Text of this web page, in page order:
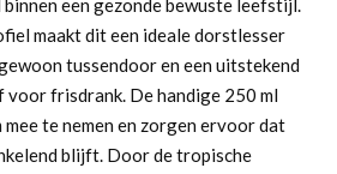
een gezonde bewuste leefstijl.
maakt dit een ideale dorstlesser
tussendoor en een uitstekend
frisdrank. De handige 250 ml
te nemen en zorgen ervoor dat
blijft. Door de tropische